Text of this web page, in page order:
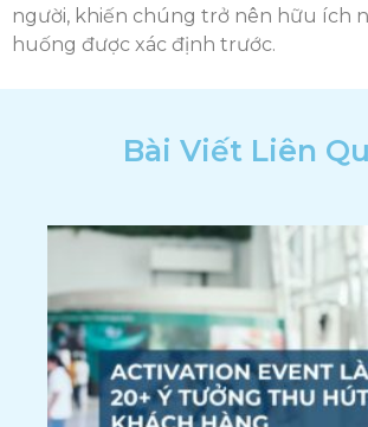
người, khiến chúng trở nên hữu ích
huống được xác định trước.
Bài Viết Liên